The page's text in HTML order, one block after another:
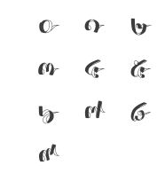
๐ ๑ ๒
๓ ๔ ๕
๖ ๗ ๘
๙